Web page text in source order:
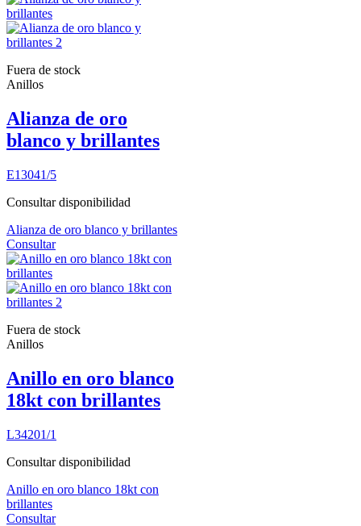
Fuera de stock
Anillos
Alianza de oro
blanco y brillantes
E13041/5
Consultar disponibilidad
Alianza de oro blanco y brillantes
Consultar
Fuera de stock
Anillos
Anillo en oro blanco
18kt con brillantes
L34201/1
Consultar disponibilidad
Anillo en oro blanco 18kt con
brillantes
Consultar